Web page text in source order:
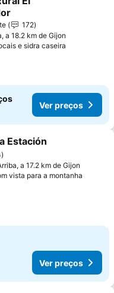
aos favoritos
172
a 18.2 km de Gijon
e sidra caseira
Ver preços
aos favoritos
Estación
a 17.2 km de Gijon
vista para a montanha
Ver preços